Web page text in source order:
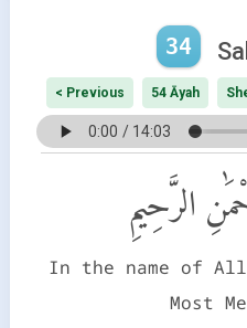
34
< Previous 54 Āyah
الرَّحِيمِ
In the name of
Most